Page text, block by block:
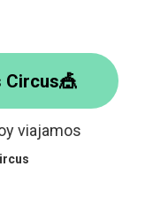
Circus🎪